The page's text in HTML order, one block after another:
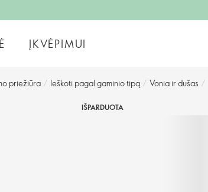
ĮKVĖPIMUI
priežiūra / Ieškoti pagal gaminio tipą / Vonia ir dušas /
IŠPARDUOTA